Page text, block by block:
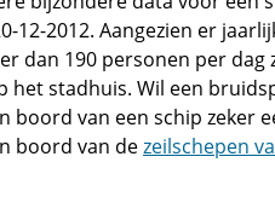
12-2012. Aangezien er
dan 190 personen per
stadhuis. Wil een
boord van een schip zeker
boord van dezeilschepen